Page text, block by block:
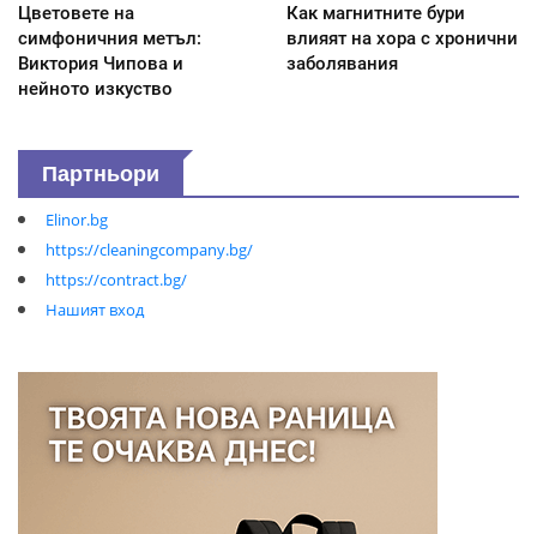
Цветовете на
симфоничния метъл:
Виктория Чипова и
нейното изкуство
Как магнитните бури
влияят на хора с хронични
заболявания
Партньори
Elinor.bg
https://cleaningcompany.bg/
https://contract.bg/
Нашият вход